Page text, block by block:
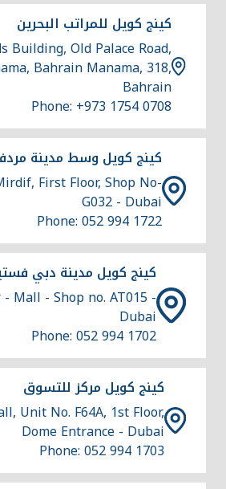
كينج كويل للمراتب البحرين
Building, Old Palace Road,
Bahrain Manama, 318,
Bahrain
Phone: +973 1754 0708
كينج كويل وسط مدينة
First Floor, Shop No-
G032 - Dubai
Phone: 052 994 1722
كينج كويل مدينة دبي
Mall - Shop no. AT015 -
Dubai
Phone: 052 994 1702
كينج كويل مركز للتسوق
Unit No. F64A, 1st Floor,
Dome Entrance - Dubai
Phone: 052 994 1703